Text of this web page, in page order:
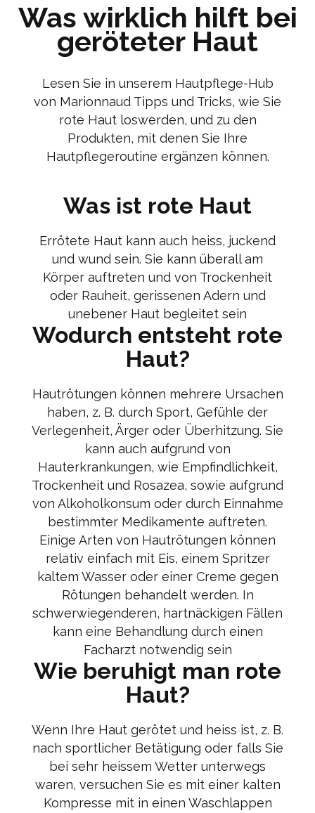
Was wirklich hilft bei
geröteter Haut
Lesen Sie in unserem Hautpflege-Hub
von Marionnaud Tipps und Tricks, wie Sie
rote Haut loswerden, und zu den
Produkten, mit denen Sie Ihre
Hautpflegeroutine ergänzen können.
Was ist rote Haut
Errötete Haut kann auch heiss, juckend
und wund sein. Sie kann überall am
Körper auftreten und von Trockenheit
oder Rauheit, gerissenen Adern und
unebener Haut begleitet sein
Wodurch entsteht rote
Haut?
Hautrötungen können mehrere Ursachen
haben, z. B. durch Sport, Gefühle der
Verlegenheit, Ärger oder Überhitzung. Sie
kann auch aufgrund von
Hauterkrankungen, wie Empfindlichkeit,
Trockenheit und Rosazea, sowie aufgrund
von Alkoholkonsum oder durch Einnahme
bestimmter Medikamente auftreten.
Einige Arten von Hautrötungen können
relativ einfach mit Eis, einem Spritzer
kaltem Wasser oder einer Creme gegen
Rötungen behandelt werden. In
schwerwiegenderen, hartnäckigen Fällen
kann eine Behandlung durch einen
Facharzt notwendig sein
Wie beruhigt man rote
Haut?
Wenn Ihre Haut gerötet und heiss ist, z. B.
nach sportlicher Betätigung oder falls Sie
bei sehr heissem Wetter unterwegs
waren, versuchen Sie es mit einer kalten
Kompresse mit in einen Waschlappen